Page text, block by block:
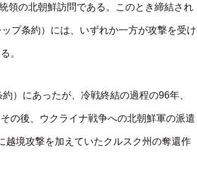
領の北朝鮮訪問である。このとき締結され
プ条約）には、いずれか一方が攻撃を受け
。
）にあったが、冷戦終結の過程の96年、
の後、ウクライナ戦争への北朝鮮軍の派遣
越境攻撃を加えていたクルスク州の奪還作